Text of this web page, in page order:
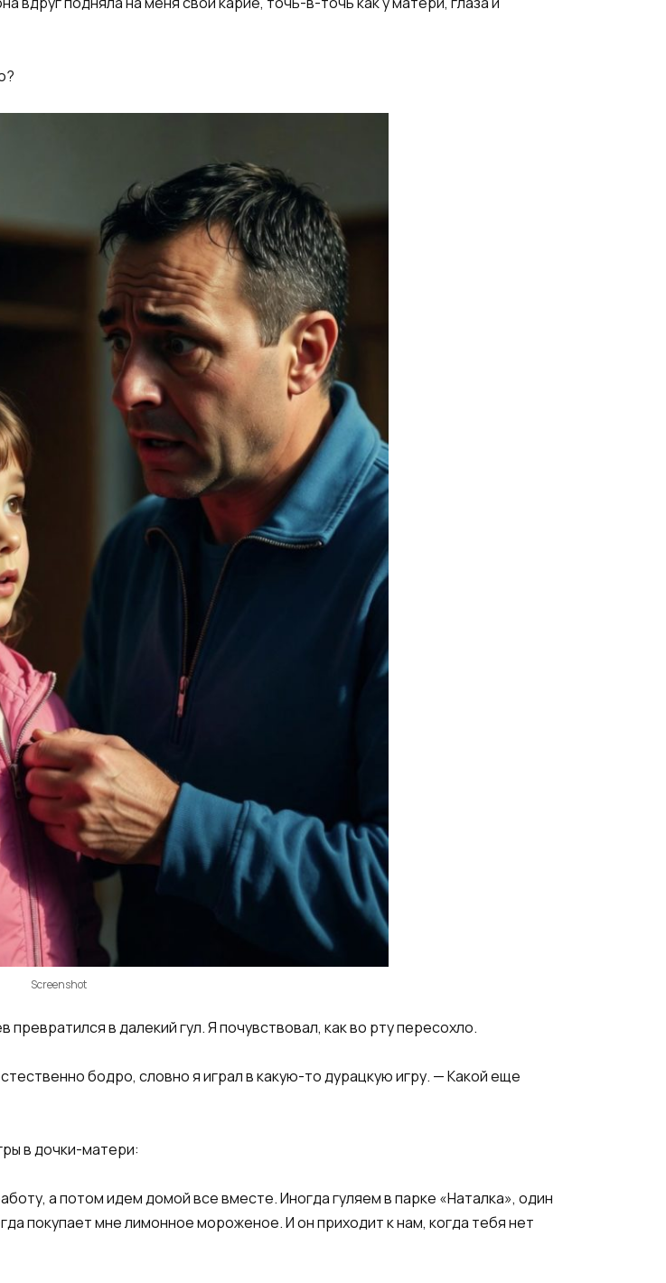
Screenshot
в далекий гул. Я почувствовал, как во рту пересохло.
бодро, словно я играл в какую-то дурацкую игру. — Какой еще
в дочки-матери:
а потом идем домой все вместе. Иногда гуляем в парке «Наталка», один
покупает мне лимонное мороженое. И он приходит к нам, когда тебя нет